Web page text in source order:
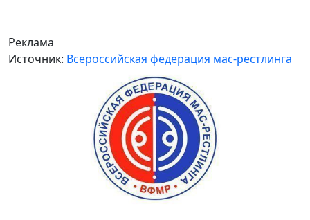
Реклама
Источник: Всероссийская федерация мас-рестлинга